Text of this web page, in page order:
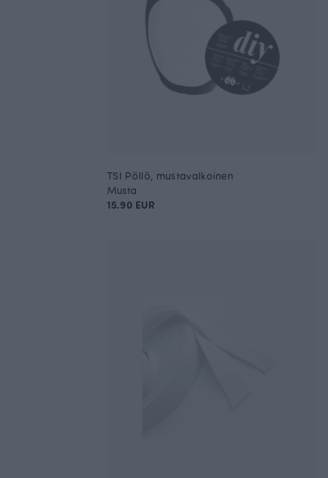
TSI Pöllö, mustavalkoinen
Musta
15.90 EUR